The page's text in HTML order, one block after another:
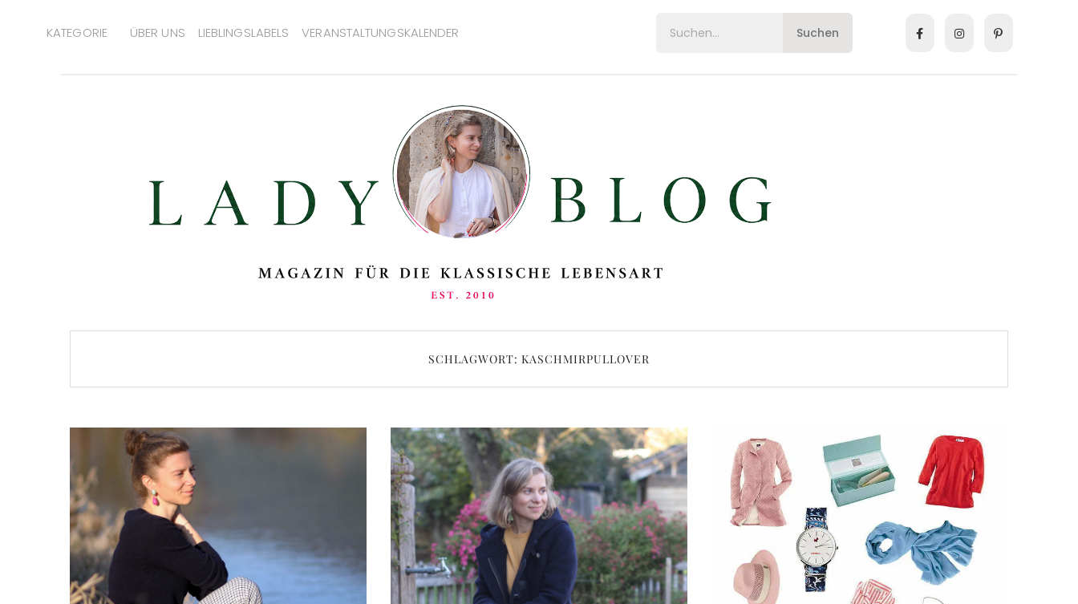
KATEGORIE ÜBER UNS LIEBLINGSLABELS VERANSTALTUNGSKALENDER Suchen
SCHLAGWORT: KASCHMIRPULLOVER